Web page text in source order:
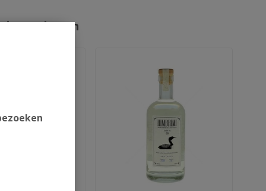
producten